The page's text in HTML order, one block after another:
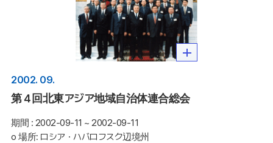
2002. 09.
第４回北東アジア地域自治体連合総会
期間 : 2002-09-11 ~ 2002-09-11
o 場所: ロシア・ハバロフスク辺境州